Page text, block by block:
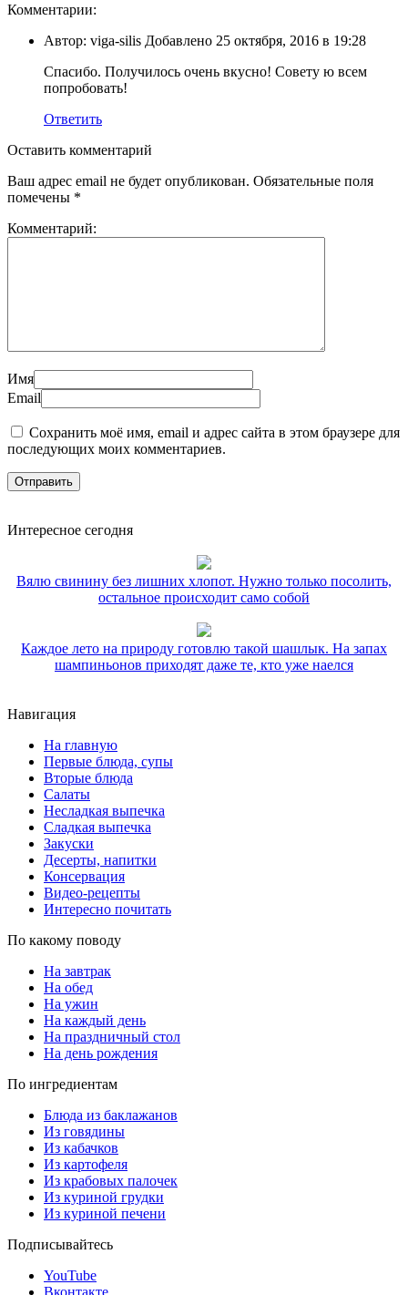
Комментарии:
Автор: viga-silis Добавлено 25 октября, 2016 в 19:28
Спасибо. Получилось очень вкусно! Совету ю всем
попробовать!
Ответить
Оставить комментарий
Ваш адрес email не будет опубликован. Обязательные поля
помечены *
Комментарий:
Имя
Email
Сохранить моё имя, email и адрес сайта в этом браузере для
последующих моих комментариев.
Интересное сегодня
Вялю свинину без лишних хлопот. Нужно только посолить,
остальное происходит само собой
Каждое лето на природу готовлю такой шашлык. На запах
шампиньонов приходят даже те, кто уже наелся
Навигация
На главную
Первые блюда, супы
Вторые блюда
Салаты
Несладкая выпечка
Сладкая выпечка
Закуски
Десерты, напитки
Консервация
Видео-рецепты
Интересно почитать
По какому поводу
На завтрак
На обед
На ужин
На каждый день
На праздничный стол
На день рождения
По ингредиентам
Блюда из баклажанов
Из говядины
Из кабачков
Из картофеля
Из крабовых палочек
Из куриной грудки
Из куриной печени
Подписывайтесь
YouTube